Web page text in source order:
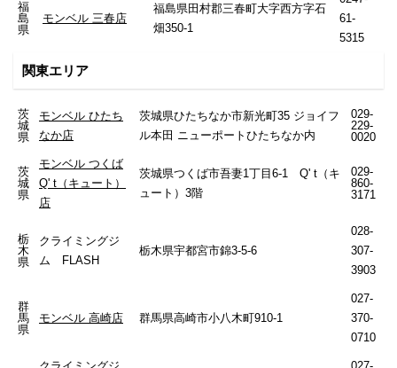
福
島
県
モンベル 三春店
福島県田村郡三春町大字西方字石
畑350-1
61-
5315
関東エリア
茨
城
県
モンベル ひたち
なか店
茨城県ひたちなか市新光町35 ジョイフ
ル本田 ニューポートひたちなか内
029-
229-
0020
茨
城
県
モンベル つくば
Q' t（キュート）
店
茨城県つくば市吾妻1丁目6-1 Q' t（キ
ュート）3階
029-
860-
3171
栃
木
県
クライミングジ
ム FLASH
栃木県宇都宮市錦3-5-6
028-
307-
3903
群
馬
県
モンベル 高崎店 群馬県高崎市小八木町910-1
027-
370-
0710